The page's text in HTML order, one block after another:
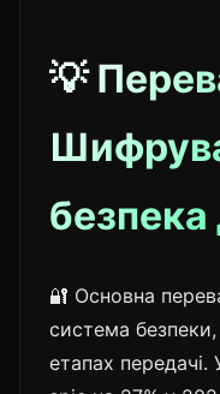
💡
безпека
🔐 Основна
система
етапах передачі.